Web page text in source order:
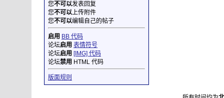
您不可以发表回复
您不可以上传附件
您不可以编辑自己的帖子
启用 BB 代码
论坛启用 表情符号
论坛启用 [IMG] 代码
论坛禁用 HTML 代码
版面规则